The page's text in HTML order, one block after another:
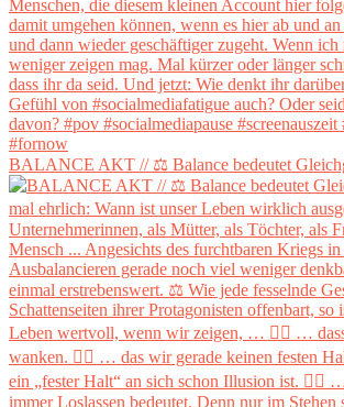
BALANCE AKT // ⚖️ Balance bedeutet